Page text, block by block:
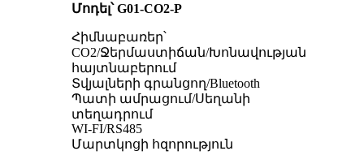
Մոդել՝ G01-CO2-P
Հիմնաբառեր՝
CO2/Ջերմաստիճան/Խոնավության
հայտնաբերում
Տվյալների գրանցող/Bluetooth
Պատի ամրացում/Սեղանի
տեղադրում
WI-FI/RS485
Մարտկոցի հզորություն